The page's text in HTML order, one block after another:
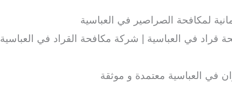
لمكافحة الصراصير في العباسية
قراد في العباسية | شركة مكافحة القراد في العباسية
في العباسية معتمدة و موثقة